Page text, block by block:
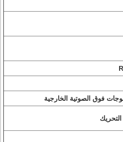
فوق الصوتية الخارجية